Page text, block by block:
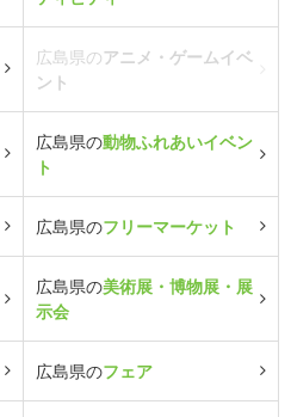
広島県のアニメ・ゲームイベ
ント
広島県の動物ふれあいイベン
ト
広島県のフリーマーケット
広島県の美術展・博物展・展
示会
広島県のフェア